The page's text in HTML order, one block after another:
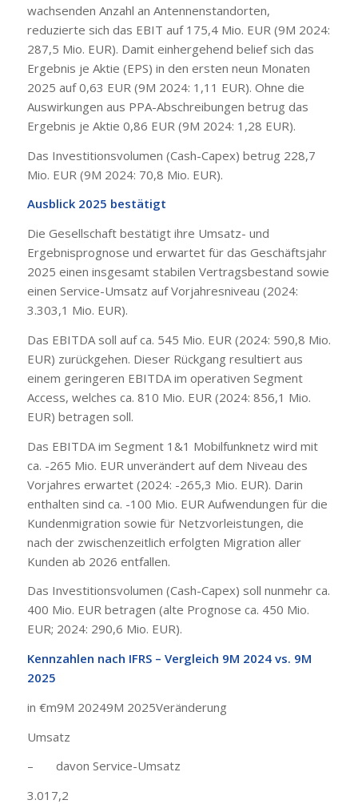
wachsenden Anzahl an Antennenstandorten,
reduzierte sich das EBIT auf 175,4 Mio. EUR (9M 2024:
287,5 Mio. EUR). Damit einhergehend belief sich das
Ergebnis je Aktie (EPS) in den ersten neun Monaten
2025 auf 0,63 EUR (9M 2024: 1,11 EUR). Ohne die
Auswirkungen aus PPA-Abschreibungen betrug das
Ergebnis je Aktie 0,86 EUR (9M 2024: 1,28 EUR).
Das Investitionsvolumen (Cash-Capex) betrug 228,7
Mio. EUR (9M 2024: 70,8 Mio. EUR).
Ausblick 2025 bestätigt
Die Gesellschaft bestätigt ihre Umsatz- und
Ergebnisprognose und erwartet für das Geschäftsjahr
2025 einen insgesamt stabilen Vertragsbestand sowie
einen Service-Umsatz auf Vorjahresniveau (2024:
3.303,1 Mio. EUR).
Das EBITDA soll auf ca. 545 Mio. EUR (2024: 590,8 Mio.
EUR) zurückgehen. Dieser Rückgang resultiert aus
einem geringeren EBITDA im operativen Segment
Access, welches ca. 810 Mio. EUR (2024: 856,1 Mio.
EUR) betragen soll.
Das EBITDA im Segment 1&1 Mobilfunknetz wird mit
ca. -265 Mio. EUR unverändert auf dem Niveau des
Vorjahres erwartet (2024: -265,3 Mio. EUR). Darin
enthalten sind ca. -100 Mio. EUR Aufwendungen für die
Kundenmigration sowie für Netzvorleistungen, die
nach der zwischenzeitlich erfolgten Migration aller
Kunden ab 2026 entfallen.
Das Investitionsvolumen (Cash-Capex) soll nunmehr ca.
400 Mio. EUR betragen (alte Prognose ca. 450 Mio.
EUR; 2024: 290,6 Mio. EUR).
Kennzahlen nach IFRS – Vergleich 9M 2024 vs. 9M
2025
in €m9M 20249M 2025Veränderung
Umsatz
– davon Service-Umsatz
3.017,2